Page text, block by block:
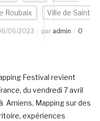
Roubaix Ville de Saint
06/2023 par admin
0
Festival revient
du vendredi 7 avril
Amiens. Mapping sur des
expériences